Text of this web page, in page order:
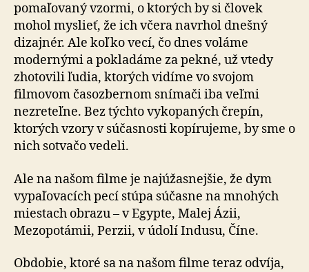
pomaľovaný vzormi, o ktorých by si človek
mohol myslieť, že ich včera navrhol dnešný
dizajnér. Ale koľko vecí, čo dnes voláme
modernými a pokladáme za pekné, už vtedy
zhotovili ľudia, ktorých vidíme vo svojom
filmovom časozbernom snímači iba veľmi
nezreteľne. Bez týchto vykopaných črepín,
ktorých vzory v súčasnosti kopírujeme, by sme o
nich sotvačo vedeli.
Ale na našom filme je najúžasnejšie, že dym
vypaľovacích pecí stúpa súčasne na mnohých
miestach obrazu – v Egypte, Malej Ázii,
Mezopotámii, Perzii, v údolí Indusu, Číne.
Obdobie, ktoré sa na našom filme teraz odvíja,